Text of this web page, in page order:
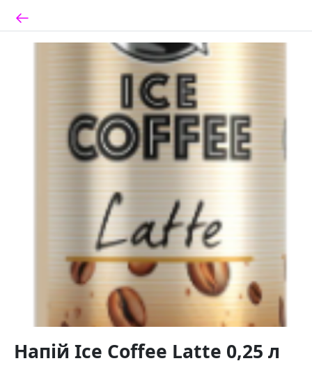
Напій Ice Coffee Latte 0,25 л